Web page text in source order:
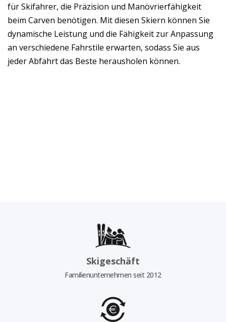
für Skifahrer, die Präzision und Manövrierfähigkeit
beim Carven benötigen. Mit diesen Skiern können Sie
dynamische Leistung und die Fähigkeit zur Anpassung
an verschiedene Fahrstile erwarten, sodass Sie aus
jeder Abfahrt das Beste herausholen können.
Skigeschäft
Familienunternehmen seit 2012